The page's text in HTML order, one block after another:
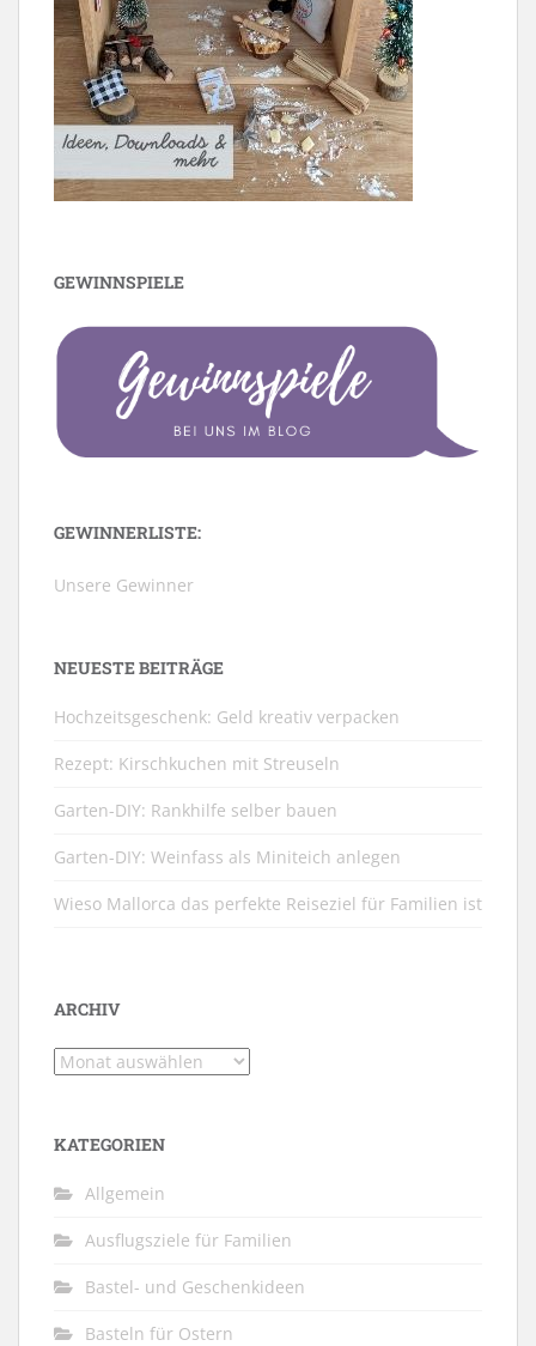
GEWINNSPIELE
GEWINNERLISTE:
Unsere Gewinner
NEUESTE BEITRÄGE
Hochzeitsgeschenk: Geld kreativ verpacken
Rezept: Kirschkuchen mit Streuseln
Garten-DIY: Rankhilfe selber bauen
Garten-DIY: Weinfass als Miniteich anlegen
Wieso Mallorca das perfekte Reiseziel für Familien ist
ARCHIV
Archiv
KATEGORIEN
Allgemein
Ausflugsziele für Familien
Bastel- und Geschenkideen
Basteln für Ostern